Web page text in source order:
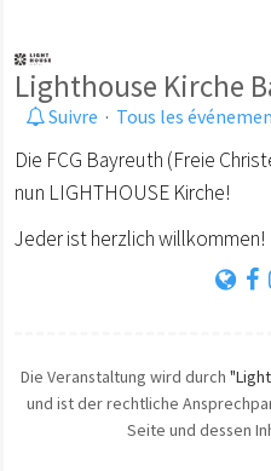
Lighthouse Kirche
Suivre · Tous les
Die FCG Bayreuth (Freie
nun LIGHTHOUSE Kirche!
Jeder ist herzlich willkommen!
Die Veranstaltung wird durch
und ist der rechtliche
Seite und dessen